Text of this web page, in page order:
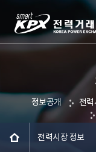
정보공개 전력
전력시장 정보